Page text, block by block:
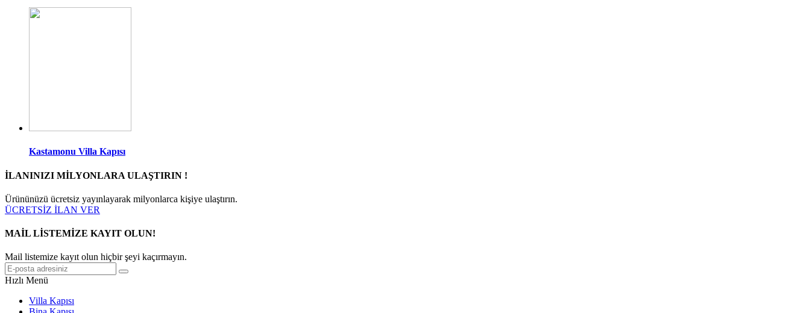
Kastamonu Villa Kapısı
İLANINIZI MİLYONLARA ULAŞTIRIN !
Ürününüzü ücretsiz yayınlayarak milyonlarca kişiye ulaştırın.
ÜCRETSİZ İLAN VER
MAİL LİSTEMİZE KAYIT OLUN!
Mail listemize kayıt olun hiçbir şeyi kaçırmayın.
Hızlı Menü
Villa Kapısı